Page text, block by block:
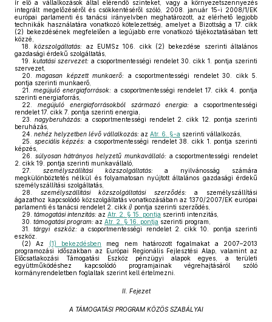
ír elő a vállalkozások által elérendő szinteket, vagy a környezetszennyezés
integrált megelőzéséről és csökkentéséről szóló, 2008. január 15-i 2008/1/EK
európai parlamenti és tanácsi irányelvben meghatározott, az elérhető legjobb
technikák használatára vonatkozó kötelezettség, amelyet a Bizottság a 17. cikk
(2) bekezdésének megfelelően a legújabb erre vonatkozó tájékoztatásában tett
közzé,
18.
közszolgáltatás: az EUMSz 106. cikk (2) bekezdése szerinti általános
gazdasági érdekű szolgáltatás,
19.
kutatási szervezet: a csoportmentességi rendelet 30. cikk 1. pontja szerinti
szervezet,
20.
magasan képzett munkaerő: a csoportmentességi rendelet 30. cikk 5.
pontja szerinti munkaerő,
21.
megújuló energiaforrások:a csoportmentességi rendelet 17. cikk 4. pontja
szerinti energiaforrás,
22.
megújuló energiaforrásokból származó energia: a csoportmentességi
rendelet 17. cikk 7. pontja szerinti energia,
23.
nagyberuházás: a csoportmentességi rendelet 2. cikk 12. pontja szerinti
beruházás,
24. nehéz helyzetben lévő vállalkozás: az Atr. 6. §-a szerinti vállalkozás,
25.
speciális képzés: a csoportmentességi rendelet 38. cikk 1. pontja szerinti
képzés,
26.
súlyosan hátrányos helyzetű munkavállaló:a csoportmentességi rendelet
2. cikk 19. pontja szerinti munkavállaló,
27.
személyszállítási közszolgáltatás:a nyilvánosság számára
megkülönböztetés nélkül és folyamatosan nyújtott általános gazdasági érdekű
személyszállítási szolgáltatás,
28.
személyszállítási közszolgáltatási szerződés:a személyszállítási
ágazathoz kapcsolódó közszolgáltatás vonatkozásában az 1370/2007/EK európai
parlamenti és tanácsi rendelet 2. cikk i) pontja szerinti szerződés,
29. támogatási intenzitás: az Atr. 2. § 15. pontja szerinti intenzitás,
30. támogatási program: az Atr. 2. § 16. pontja szerinti program,
31.
tárgyi eszköz:a csoportmentességi rendelet 2. cikk 10. pontja szerinti
eszköz.
(2) Az (1) bekezdésben meg nem határozott fogalmakat a 2007–2013
programozási időszakban az Európai Regionális Fejlesztési Alap, valamint az
Előcsatlakozási Támogatási Eszköz pénzügyi alapok egyes, a területi
együttműködéshez kapcsolódó programjainak végrehajtásáról szóló
kormányrendeletben foglaltak szerint kell értelmezni.
II. Fejezet
A TÁMOGATÁSI PROGRAM KÖZÖS SZABÁLYAI